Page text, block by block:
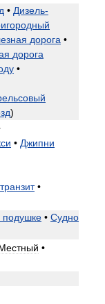
• Дизель-
дорога •
дорога
•
)
• Джипни
•
подушке • Судно
•